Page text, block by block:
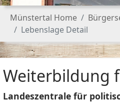
Sie sind hier:
Münstertal Home
Lebenslage Detail
Weiterbildung
Landeszentrale für